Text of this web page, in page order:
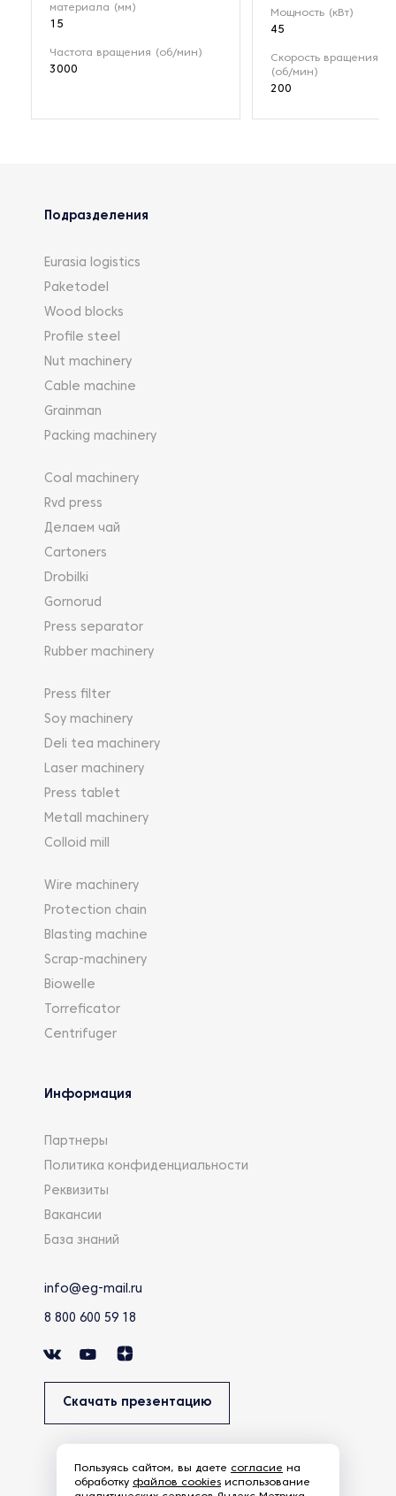
материала (мм)
15
Частота вращения (об/мин)
3000
Мощность (кВт)
45
Скорость вращения
(об/мин)
200
Подразделения
Eurasia logistics
Paketodel
Wood blocks
Profile steel
Nut machinery
Cable machine
Grainman
Packing machinery
Coal machinery
Rvd press
Делаем чай
Cartoners
Drobilki
Gornorud
Press separator
Rubber machinery
Press filter
Soy machinery
Deli tea machinery
Laser machinery
Press tablet
Metall machinery
Colloid mill
Wire machinery
Protection chain
Blasting machine
Scrap-machinery
Biowelle
Torreficator
Centrifuger
Информация
Партнеры
Политика конфиденциальности
Реквизиты
Вакансии
База знаний
info@eg-mail.ru
8 800 600 59 18
Скачать презентацию
Пользуясь сайтом, вы даете согласие на
обработку файлов cookies использование